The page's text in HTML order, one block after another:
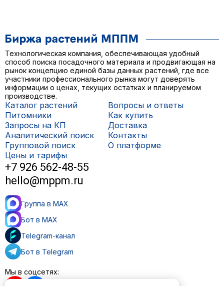
Технологическая компания, обеспечивающая удобный
способ поиска посадочного материала и продвигающая на
рынок концепцию единой базы данных растений, где все
участники профессионального рынка могут доверять
информации о ценах, текущих остатках и планируемом
производстве.
Каталог растений
Питомники
Запросы на КП
Аналитический поиск
Групповой поиск
Цены и тарифы
Вопросы и ответы
Как купить
Доставка
Контакты
О платформе
+7 926 562-48-55
hello@mppm.ru
Группа в MAX
Бот в MAX
Telegram-канал
Бот в Telegram
Мы в соцсетях: